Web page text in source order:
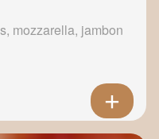
mozzarella, jambon